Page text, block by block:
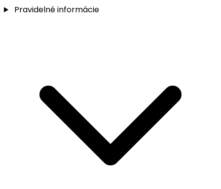
Pravidelné informácie